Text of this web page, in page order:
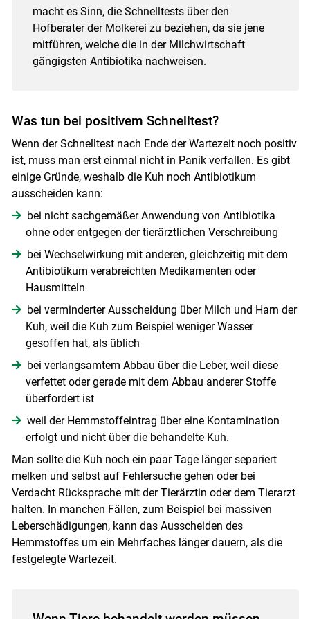
macht es Sinn, die Schnelltests über den
Hofberater der Molkerei zu beziehen, da sie jene
mitführen, welche die in der Milchwirtschaft
gängigsten Antibiotika nachweisen.
Was tun bei positivem Schnelltest?
Wenn der Schnelltest nach Ende der Wartezeit noch positiv
ist, muss man erst einmal nicht in Panik verfallen. Es gibt
einige Gründe, weshalb die Kuh noch Antibiotikum
ausscheiden kann:
bei nicht sachgemäßer Anwendung von Antibiotika
ohne oder entgegen der tierärztlichen Verschreibung
bei Wechselwirkung mit anderen, gleichzeitig mit dem
Antibiotikum verabreichten Medikamenten oder
Hausmitteln
bei verminderter Ausscheidung über Milch und Harn der
Kuh, weil die Kuh zum Beispiel weniger Wasser
gesoffen hat, als üblich
bei verlangsamtem Abbau über die Leber, weil diese
verfettet oder gerade mit dem Abbau anderer Stoffe
überfordert ist
weil der Hemmstoffeintrag über eine Kontamination
erfolgt und nicht über die behandelte Kuh.
Man sollte die Kuh noch ein paar Tage länger separiert
melken und selbst auf Fehlersuche gehen oder bei
Verdacht Rücksprache mit der Tierärztin oder dem Tierarzt
halten. In manchen Fällen, zum Beispiel bei massiven
Leberschädigungen, kann das Ausscheiden des
Hemmstoffes um ein Mehrfaches länger dauern, als die
festgelegte Wartezeit.